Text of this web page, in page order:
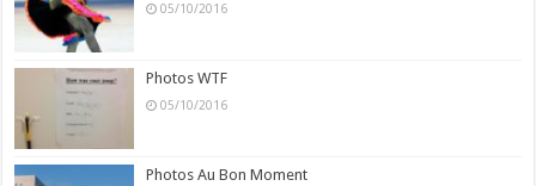
05/10/2016
Photos WTF
05/10/2016
Photos Au Bon Moment